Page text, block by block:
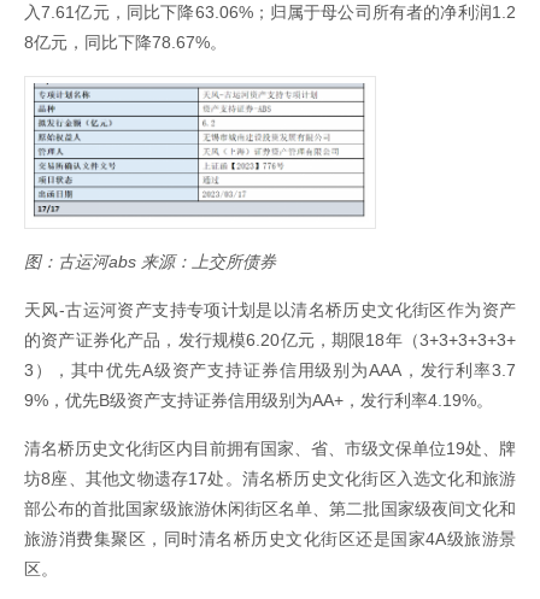
入7.61亿元，同比下降63.06%；归属于母公司所有者的净利润1.2
8亿元，同比下降78.67%。
图：古运河abs 来源：上交所债券
天风-古运河资产支持专项计划是以清名桥历史文化街区作为资产
的资产证券化产品，发行规模6.20亿元，期限18年（3+3+3+3+3+
3），其中优先A级资产支持证券信用级别为AAA，发行利率3.7
9%，优先B级资产支持证券信用级别为AA+，发行利率4.19%。
清名桥历史文化街区内目前拥有国家、省、市级文保单位19处、牌
坊8座、其他文物遗存17处。清名桥历史文化街区入选文化和旅游
部公布的首批国家级旅游休闲街区名单、第二批国家级夜间文化和
旅游消费集聚区，同时清名桥历史文化街区还是国家4A级旅游景
区。